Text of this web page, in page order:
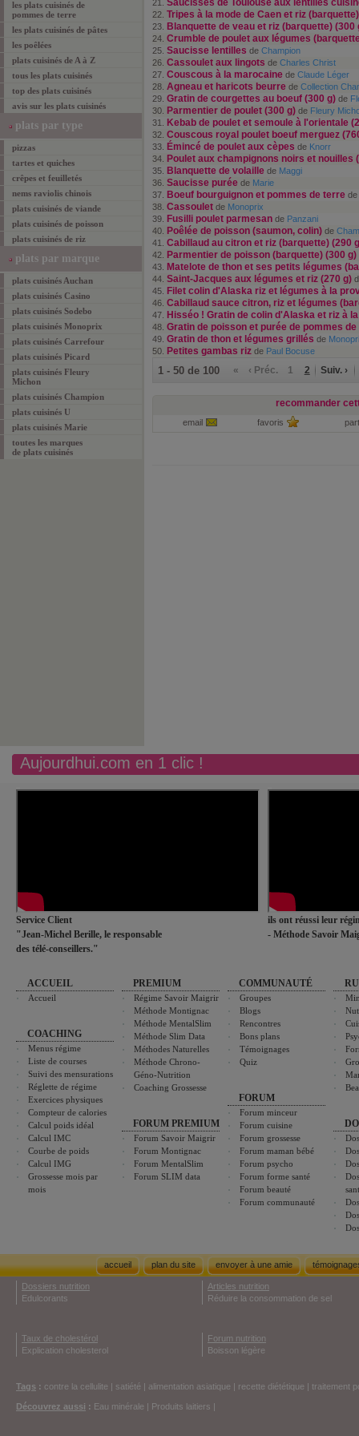
les plats cuisinés de
pommes de terre
les plats cuisinés de pâtes
les poêlées
plats cuisinés de A à Z
tous les plats cuisinés
top des plats cuisinés
avis sur les plats cuisinés
plats par type
pizzas
tartes et quiches
crêpes et feuilletés
nems raviolis chinois
plats cuisinés de viande
plats cuisinés de poisson
plats cuisinés de riz
plats par marque
plats cuisinés Auchan
plats cuisinés Casino
plats cuisinés Sodebo
plats cuisinés Monoprix
plats cuisinés Carrefour
plats cuisinés Picard
plats cuisinés Fleury
Michon
plats cuisinés Champion
plats cuisinés U
plats cuisinés Marie
toutes les marques
de plats cuisinés
21. Saucisses de Toulouse aux lentilles
22. Tripes à la mode de Caen et riz
23. Blanquette de veau et riz (barquette) (300
24. Crumble de poulet aux légumes
25. Saucisse lentilles de Champion
26. Cassoulet aux lingots de Charles Christ
27. Couscous à la marocaine de Claude Léger
28. Agneau et haricots beurre de Collection
29. Gratin de courgettes au boeuf (300 g) de
30.
Parmentier de poulet (300 g) de Fleury
31.
Kebab de poulet et semoule à l'orientale
32. Couscous royal poulet boeuf merguez
33. Émincé de poulet aux cèpes de Knorr
34.
Poulet aux champignons noirs et nouilles
35. Blanquette de volaille de Maggi
36. Saucisse purée de Marie
37.
Boeuf bourguignon et pommes de terre de
38. Cassoulet de Monoprix
39.
Fusilli poulet parmesan de Panzani
40.
Poêlée de poisson (saumon, colin) de
41. Cabillaud au citron et riz (barquette) (290
42. Parmentier de poisson (barquette) (300 g)
43.
Matelote de thon et ses petits légumes
44. Saint-Jacques aux légumes et riz (270 g)
45.
Filet colin d'Alaska riz et légumes à la
46. Cabillaud sauce citron, riz et légumes
47. Hisséo ! Gratin de colin d'Alaska et riz à
48. Gratin de poisson et purée de pommes
49. Gratin de thon et légumes grillés de
50.
Petites gambas riz de Paul Bocuse
1 - 50 de 100 « ‹ Préc. 1 2 Suiv. ›
recommander
email favoris
Aujourdhui.com en 1 clic !
Service Client
"Jean-Michel Berille, le responsable
des télé-conseillers."
ils ont réussi leur
- Méthode Savoir
ACCUEIL
Accueil
COACHING
Menus régime
Liste de courses
Suivi des mensurations
Réglette de régime
Exercices physiques
Compteur de calories
Calcul poids idéal
Calcul IMC
Courbe de poids
Calcul IMG
Grossesse mois par
mois
PREMIUM
Régime Savoir Maigrir
Méthode Montignac
Méthode MentalSlim
Méthode Slim Data
Méthodes Naturelles
Méthode Chrono-
Géno-Nutrition
Coaching Grossesse
FORUM PREMIUM
Forum Savoir Maigrir
Forum Montignac
Forum MentalSlim
Forum SLIM data
COMMUNAUTÉ
Groupes
Blogs
Rencontres
Bons plans
Témoignages
Quiz
FORUM
Forum minceur
Forum cuisine
Forum grossesse
Forum maman bébé
Forum psycho
Forum forme santé
Forum beauté
Forum communauté
accueil plan du site envoyer à une amie
Dossiers nutrition
Edulcorants
Articles nutrition
Réduire la consommation de sel
Taux de cholestérol
Explication cholesterol
Forum nutrition
Boisson légère
Tags : contre la cellulite | satiété | alimentation asiatique | recette diététique | traitement
Découvrez aussi : Eau minérale | Produits laitiers |